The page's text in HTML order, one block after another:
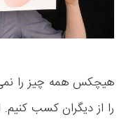
هیچکس همه چیز را
را از دیگران کسب